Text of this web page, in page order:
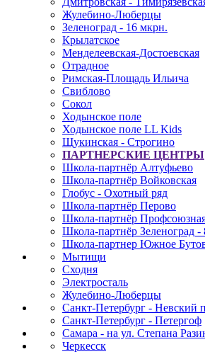
Жулебино-Люберцы
Зеленоград - 16 мкрн.
Крылатское
Менделеевская-Достоевская
Отрадное
Римская-Площадь Ильича
Свиблово
Сокол
Ходынское поле
Ходынское поле LL Kids
Щукинская - Строгино
ПАРТНЕРСКИЕ ЦЕНТРЫ
Школа-партнёр Алтуфьево
Школа-партнёр Войковская
Глобус - Охотный ряд
Школа-партнёр Перово
Школа-партнёр
Школа-партнёр Зеленоград -
Школа-партнер Южное
Мытищи
Сходня
Электросталь
Жулебино-Люберцы
Санкт-Петербург - Невский
Санкт-Петербург - Петергоф
Самара - на ул. Степана
Черкесск